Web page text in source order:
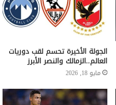
الجولة الأخيرة تحسم لقب دوريات
العالم..الزمالك والنصر الأبرز
مايو 18, 2026